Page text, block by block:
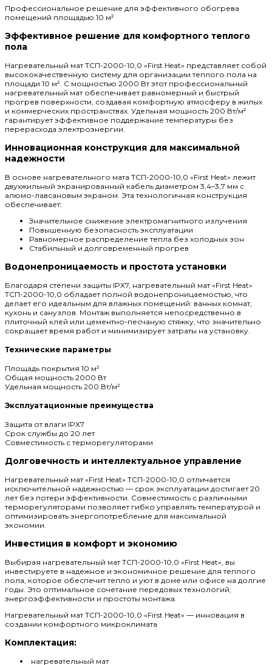
Профессиональное решение для эффективного обогрева
помещений площадью 10 м²
Эффективное решение для комфортного теплого
пола
Нагревательный мат ТСП-2000-10,0 «First Heat» представляет собой
высококачественную систему для организации теплого пола на
площади 10 м². С мощностью 2000 Вт этот профессиональный
нагревательный мат обеспечивает равномерный и быстрый
прогрев поверхности, создавая комфортную атмосферу в жилых
и коммерческих пространствах. Удельная мощность 200 Вт/м²
гарантирует эффективное поддержание температуры без
перерасхода электроэнергии.
Инновационная конструкция для максимальной
надежности
В основе нагревательного мата ТСП-2000-10,0 «First Heat» лежит
двухжильный экранированный кабель диаметром 3,4–3,7 мм с
алюмо-лавсановым экраном. Эта технологичная конструкция
обеспечивает:
Значительное снижение электромагнитного излучения
Повышенную безопасность эксплуатации
Равномерное распределение тепла без холодных зон
Стабильный и долговременный прогрев
Водонепроницаемость и простота установки
Благодаря степени защиты IPX7, нагревательный мат «First Heat»
ТСП-2000-10,0 обладает полной водонепроницаемостью, что
делает его идеальным для влажных помещений: ванных комнат,
кухонь и санузлов. Монтаж выполняется непосредственно в
плиточный клей или цементно-песчаную стяжку, что значительно
сокращает время работ и минимизирует затраты на установку.
Технические параметры
Площадь покрытия 10 м²
Общая мощность 2000 Вт
Удельная мощность 200 Вт/м²
Эксплуатационные преимущества
Защита от влаги IPX7
Срок службы до 20 лет
Совместимость с терморегуляторами
Долговечность и интеллектуальное управление
Нагревательный мат «First Heat» ТСП-2000-10,0 отличается
исключительной надежностью — срок эксплуатации достигает 20
лет без потери эффективности. Совместимость с различными
терморегуляторами позволяет гибко управлять температурой и
оптимизировать энергопотребление для максимальной
экономии.
Инвестиция в комфорт и экономию
Выбирая нагревательный мат ТСП-2000-10,0 «First Heat», вы
инвестируете в надежное и экономичное решение для теплого
пола, которое обеспечит тепло и уют в доме или офисе на долгие
годы. Это оптимальное сочетание передовых технологий,
энергоэффективности и простоты монтажа.
Нагревательный мат ТСП-2000-10,0 «First Heat» — инновация в
создании комфортного микроклимата
Комплектация:
нагревательный мат